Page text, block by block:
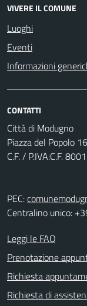
VIVERE IL COMUNE
Luoghi
Eventi
Informazioni
CONTATTI
Città di Modugno
Piazza del Popolo
C.F. / P.IVA:C.F.
PEC:
Centralino unico:
Leggi le FAQ
Prenotazione
Richiesta
Richiesta di